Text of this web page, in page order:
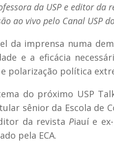
da USP e editor da
ao vivo pelo Canal USP
da imprensa numa
e a eficácia
polarização política
do próximo USP
sênior da Escola de
da revista Piauí e
pela ECA.